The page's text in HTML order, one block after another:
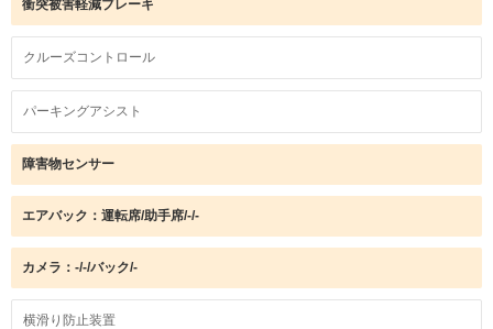
衝突被害軽減ブレーキ
クルーズコントロール
パーキングアシスト
障害物センサー
エアバック：運転席/助手席/-/-
カメラ：-/-/バック/-
横滑り防止装置